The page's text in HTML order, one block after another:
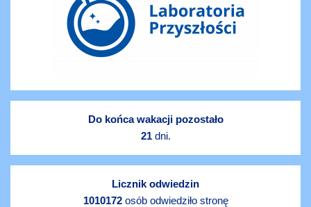
Do końca wakacji pozostało
21dni.
Licznik odwiedzin
1010172osób odwiedziło stronę